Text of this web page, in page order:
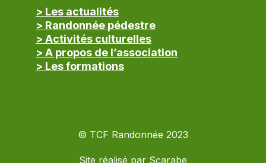
> Les actualités
> Randonnée pédestre
> Activités culturelles
> A propos de l’association
> Les formations
© TCF Randonnée 2023
Site réalisé par Scarabe